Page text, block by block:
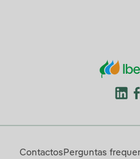
Contactos Perguntas